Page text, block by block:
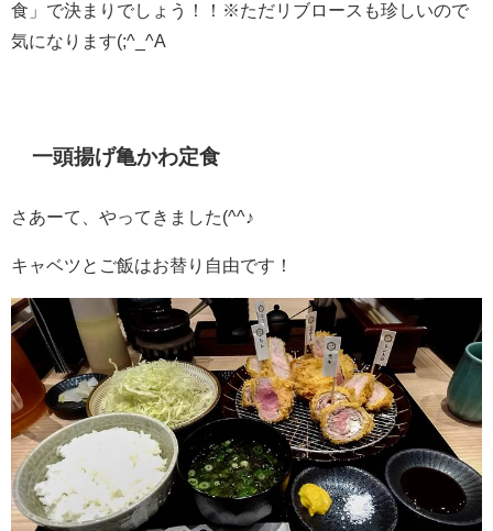
食」で決まりでしょう！！※ただリブロースも珍しいので
気になります(;^_^A
一頭揚げ亀かわ定食
さあーて、やってきました(^^♪
キャベツとご飯はお替り自由です！